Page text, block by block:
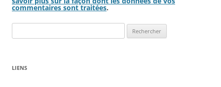
commentaires sont traitées.
LIENS